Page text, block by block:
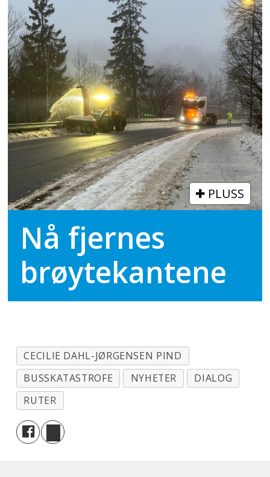
PLUSS
Nå fjernes
brøytekantene
CECILIE DAHL-JØRGENSEN PIND
BUSSKATASTROFE
NYHETER
DIALOG
RUTER